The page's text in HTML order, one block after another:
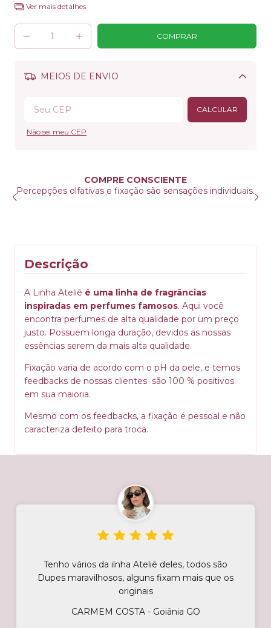
Ver mais detalhes
MEIOS DE ENVIO
Alterar CEP
CALCULAR
Não sei meu CEP
COMPRE CONSCIENTE
Percepções olfativas e fixação são sensações individuais.
Descrição
A Linha Ateliê é uma linha de fragrâncias
inspiradas em perfumes famosos. Aqui você
encontra perfumes de alta qualidade por um preço
justo. Possuem longa duração, devidos as nossas
essências serem da mais alta qualidade.
Fixação varia de acordo com o pH da pele, e temos
feedbacks de nossas clientes são 100 % positivos
em sua maioria.
Mesmo com os feedbacks, a fixação é pessoal e não
caracteriza defeito para troca.
Tenho vários da ilnha Ateliê deles, todos são
Dupes maravilhosos, alguns fixam mais que os
originais
CARMEM COSTA - Goiânia GO